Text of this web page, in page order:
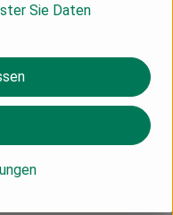
Sie Daten